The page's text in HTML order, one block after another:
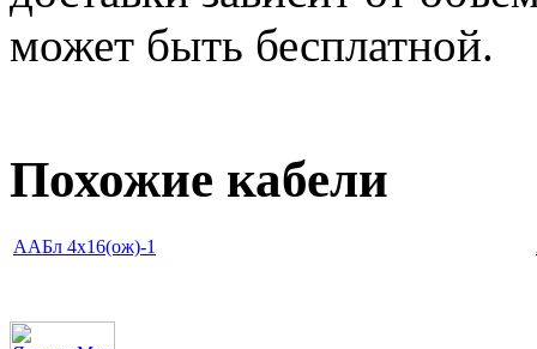
может быть бесплатной.
Похожие кабели
ААБл 4х16(ож)-1